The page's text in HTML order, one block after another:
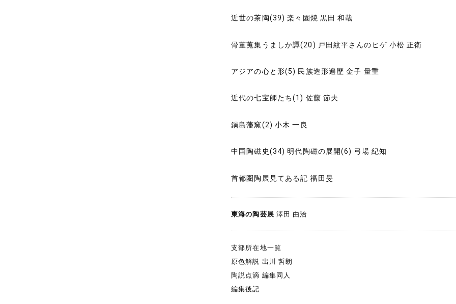
近世の茶陶(39) 楽々園焼 黒田 和哉
骨董蒐集うましか譚(20) 戸田紋平さんのヒゲ 小松 正衛
アジアの心と形(5) 民族造形遍歴 金子 量重
近代の七宝師たち(1) 佐藤 節夫
鍋島藩窯(2) 小木 一良
中国陶磁史(34) 明代陶磁の展開(6) 弓場 紀知
首都圏陶展見てある記 福田旻
東海の陶芸展 澤田 由治
支部所在地一覧
原色解説 出川 哲朗
陶説点滴 編集同人
編集後記